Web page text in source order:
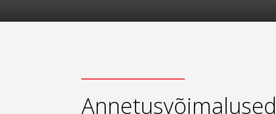
Annetusvõimalused